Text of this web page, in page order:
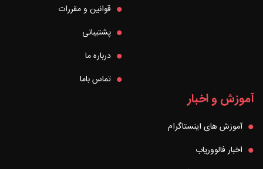
قوانین و مقررات
پشتیبانی
درباره ما
تماس باما
آموزش و اخبار
آموزش های اینستاگرام
اخبار فالووریاب